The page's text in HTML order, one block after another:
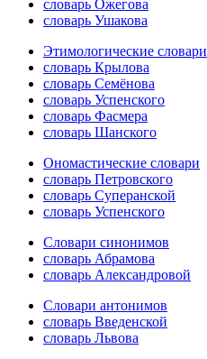
словарь Ожегова
словарь Ушакова
Этимологические словари
словарь Крылова
словарь Семёнова
словарь Успенского
словарь Фасмера
словарь Шанского
Ономастические словари
словарь Петровского
словарь Суперанской
словарь Успенского
Словари синонимов
словарь Абрамова
словарь Александровой
Словари антонимов
словарь Введенской
словарь Львова